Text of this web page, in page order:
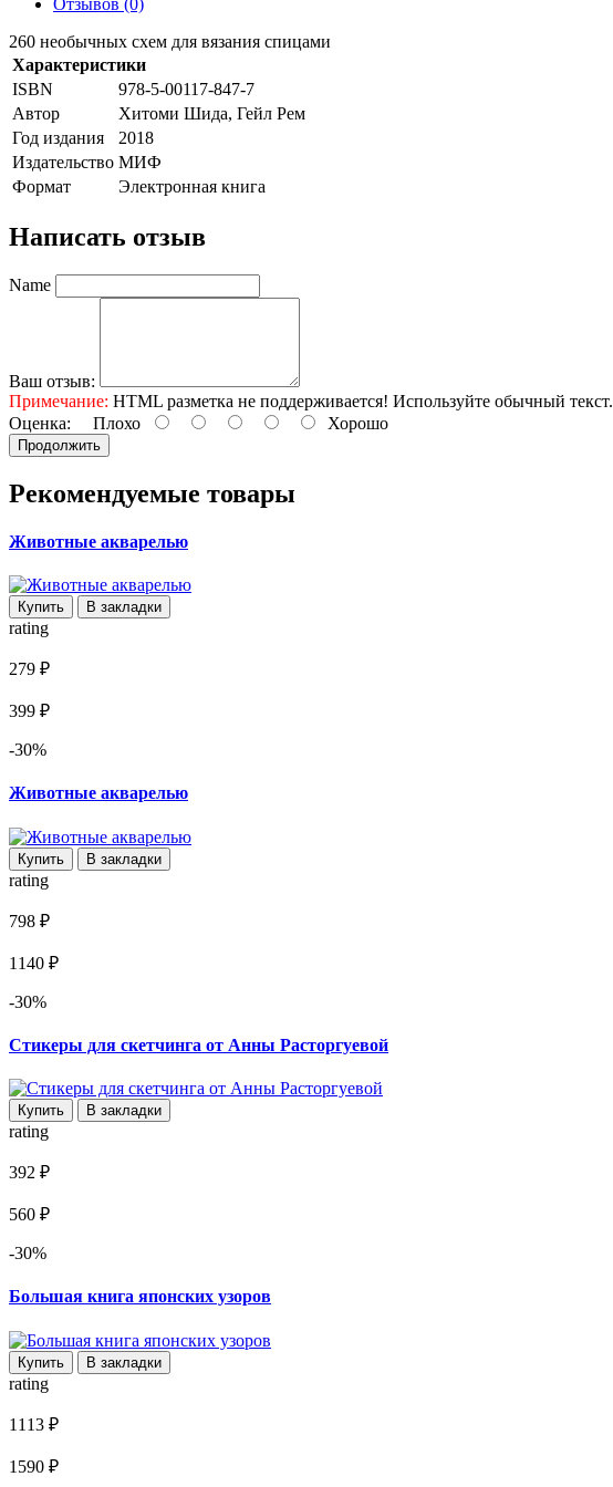
260 необычных схем для вязания спицами
Характеристики
ISBN
978-5-00117-847-7
Автор
Хитоми Шида, Гейл Рем
Год издания
2018
Издательство МИФ
Формат
Электронная книга
Написать отзыв
Name
Ваш отзыв:
Примечание: HTML разметка не поддерживается! Используйте обычный текст.
Оценка: Плохо Хорошо
Продолжить
Рекомендуемые товары
Животные акварелью
Купить В закладки
rating
279 ₽
399 ₽
-30%
Животные акварелью
Купить В закладки
rating
798 ₽
1140 ₽
-30%
Стикеры для скетчинга от Анны Расторгуевой
Купить В закладки
rating
392 ₽
560 ₽
-30%
Большая книга японских узоров
Купить В закладки
rating
1113 ₽
1590 ₽